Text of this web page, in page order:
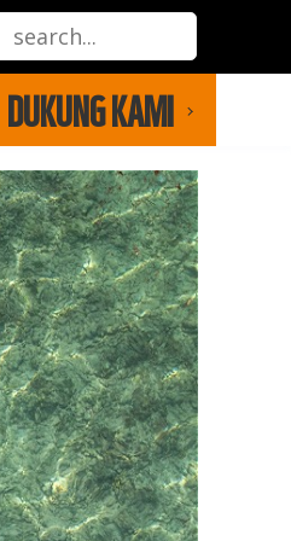
DUKUNG KAMI